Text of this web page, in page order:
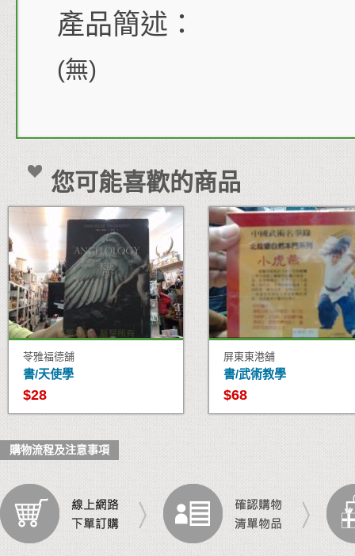
產品簡述：
(無)
您可能喜歡的商品
苓雅福德舖
書/天使學
$28
屏東東港舖
書/武術教學
$68
購物流程及注意事項